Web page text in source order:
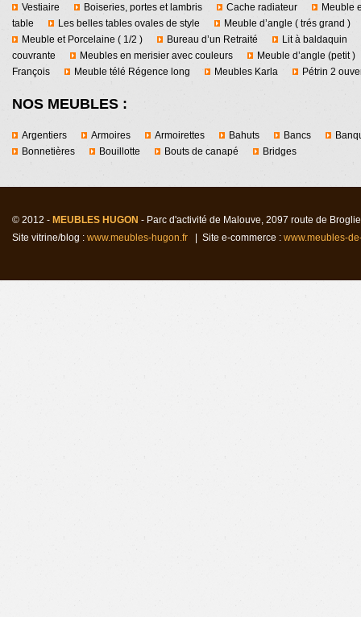
Vestiaire
Boiseries, portes et lambris Cache radiateur
Meuble
table
Les belles tables ovales de style
Meuble d’angle ( trés grand )
Meuble et Porcelaine ( 1/2 )
Bureau d’un Retraité
Lit à baldaquin
couvrante
Meubles en merisier avec couleurs
Meuble d’angle (petit )
François
Meuble télé Régence long Meubles Karla Pétrin 2
NOS MEUBLES :
Argentiers Armoires Armoirettes Bahuts Bancs
Bonnetières
Bouillotte Bouts de canapé Bridges
© 2012 - MEUBLES HUGON - Parc d'activité de Malouve, 2097 route de
Site vitrine/blog : www.meubles-hugon.fr | Site e-commerce : www.meubles-